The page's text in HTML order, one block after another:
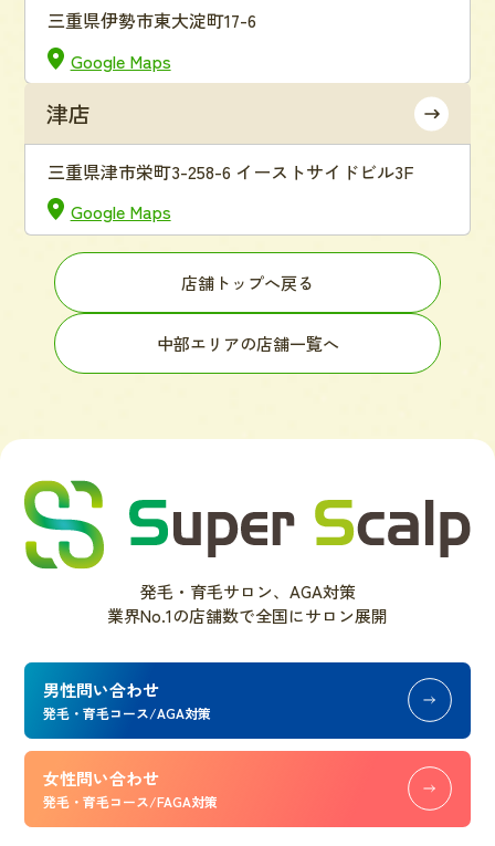
三重県伊勢市東大淀町17-6
Google Maps
津店
三重県津市栄町3-258-6 イーストサイドビル3F
Google Maps
店舗トップへ戻る
中部エリアの店舗一覧へ
発毛・育毛サロン、AGA対策
業界No.1の店舗数で全国にサロン展開
男性問い合わせ
発毛・育毛コース/AGA対策
女性問い合わせ
発毛・育毛コース/FAGA対策